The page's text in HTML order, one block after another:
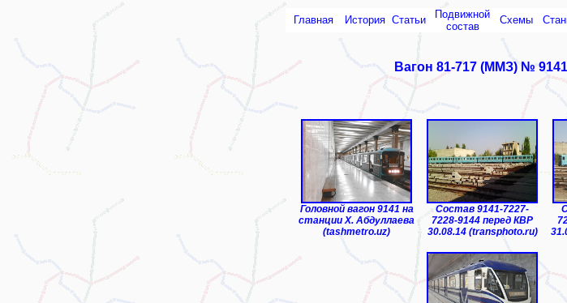
Главная История Статьи
Подвижной
состав
Схемы
Вагон 81-717 (ММЗ) №
Головной вагон 9141 на
станции Х. Абдуллаева
(tashmetro.uz)
Состав 9141-7227-
7228-9144 перед КВР
30.08.14 (transphoto.ru)